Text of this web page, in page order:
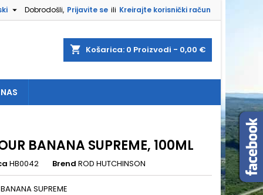
Dobrodošli, Prijavite se ili Kreirajte korisnički račun

shopping_cart Košarica: 0 Proizvodi - 0,00 €
BANANA SUPREME, 100ML
HB0042 Brend ROD HUTCHINSON
SUPREME